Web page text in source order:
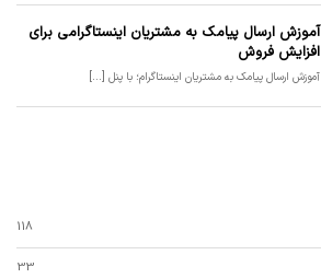
آموزش ارسال پیامک به مشتریان اینستاگرامی برای
افزایش فروش
آموزش ارسال پیامک به مشتریان اینستاگرام؛ با پنل [...]
118
33